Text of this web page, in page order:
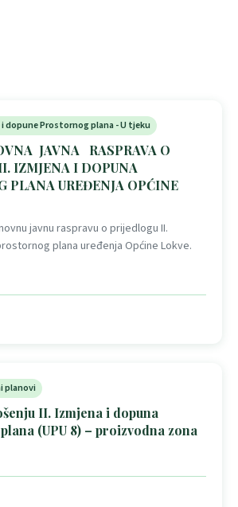
i dopune Prostornog plana - U tjeku
JAVNA RASPRAVA O
IZMJENA I DOPUNA
PLANA UREĐENJA OPĆINE
javnu raspravu o prijedlogu II.
plana uređenja Općine Lokve.
planovi
II. Izmjena i dopuna
(UPU 8) – proizvodna zona